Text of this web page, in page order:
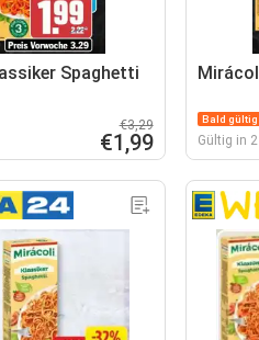
Spaghetti
€3,29
€1,99
Bald gültig
Gültig in